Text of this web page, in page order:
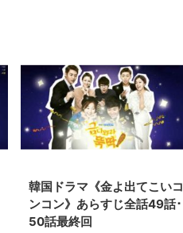
韓国ドラマ《金よ出てこいコ
ンコン》あらすじ全話49話･
50話最終回